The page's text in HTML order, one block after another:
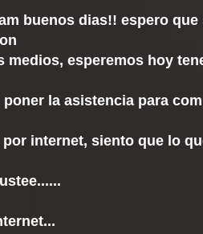
buenos dias!! espero
medios, esperemos hoy
la asistencia para
internet, siento que lo